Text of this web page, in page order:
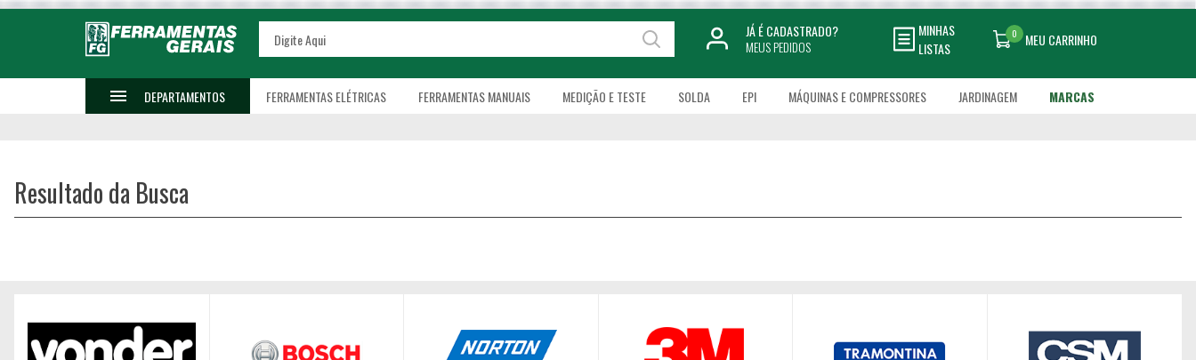
JÁ É CADASTRADO?
MEUS PEDIDOS
MINHAS
LISTAS
MEU CARRINHO
0
DEPARTAMENTOS FERRAMENTAS ELÉTRICAS FERRAMENTAS MANUAIS MEDIÇÃO E TESTE SOLDA EPI MÁQUINAS E COMPRESSORES JARDINAGEM MARCAS
Resultado da Busca